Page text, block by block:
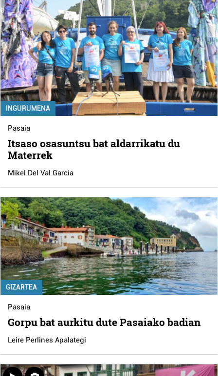
INGURUMENA
Pasaia
Itsaso osasuntsu bat aldarrikatu du
Materrek
Mikel Del Val Garcia
GIZARTEA
Pasaia
Gorpu bat aurkitu dute Pasaiako badian
Leire Perlines Apalategi